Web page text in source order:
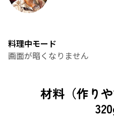
料理中モード
画面が暗くなりません
材料（作り